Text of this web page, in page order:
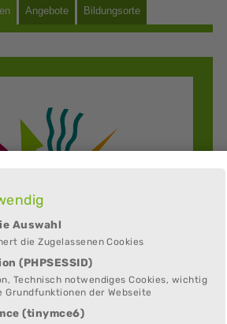
Auswahl
die Zugelassenen Cookies
(PHPSESSID)
Technisch notwendiges Cookies, wichtig
Grundfunktionen der Webseite
(tinymce6)